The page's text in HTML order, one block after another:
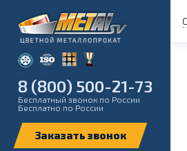
8 (800) 500-21-73
Бесплатный звонок по России
Бесплатно по России